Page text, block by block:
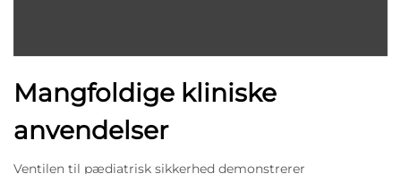
Mangfoldige kliniske
anvendelser
Ventilen til pædiatrisk sikkerhed demonstrerer